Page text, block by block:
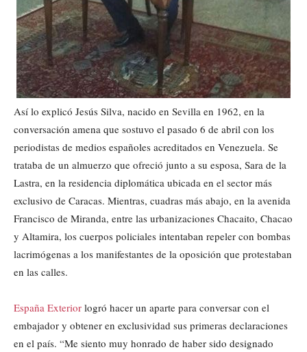
Así lo explicó Jesús Silva, nacido en Sevilla en 1962, en la
conversación amena que sostuvo el pasado 6 de abril con los
periodistas de medios españoles acreditados en Venezuela. Se
trataba de un almuerzo que ofreció junto a su esposa, Sara de la
Lastra, en la residencia diplomática ubicada en el sector más
exclusivo de Caracas. Mientras, cuadras más abajo, en la avenida
Francisco de Miranda, entre las urbanizaciones Chacaito, Chacao
y Altamira, los cuerpos policiales intentaban repeler con bombas
lacrimógenas a los manifestantes de la oposición que protestaban
en las calles.
España Exterior logró hacer un aparte para conversar con el
embajador y obtener en exclusividad sus primeras declaraciones
en el país. “Me siento muy honrado de haber sido designado